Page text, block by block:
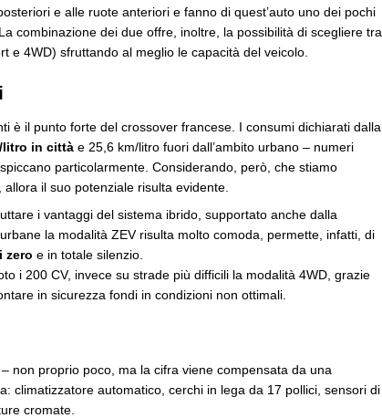
e alle ruote anteriori e fanno di quest’auto uno dei pochi
La combinazione dei due offre, inoltre, la possibilità di scegliere tra
e 4WD) sfruttando al meglio le capacità del veicolo.
è il punto forte del crossover francese. I consumi dichiarati dalla
litro in città e 25,6 km/litro fuori dall’ambito urbano – numeri
particolarmente. Considerando, però, che stiamo
il suo potenziale risulta evidente.
i vantaggi del sistema ibrido, supportato anche dalla
la modalità ZEV risulta molto comoda, permette, infatti, di
zero e in totale silenzio.
i 200 CV, invece su strade più difficili la modalità 4WD, grazie
in sicurezza fondi in condizioni non ottimali.
non proprio poco, ma la cifra viene compensata da una
climatizzatore automatico, cerchi in lega da 17 pollici, sensori di
cromate.